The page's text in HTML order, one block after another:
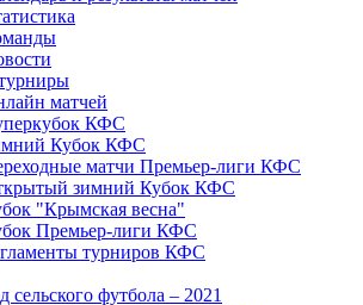
матчей
КФС
Кубок КФС
матчи Премьер-лиги КФС
зимний Кубок КФС
"Крымская весна"
Премьер-лиги КФС
турниров КФС
сельского футбола – 2021